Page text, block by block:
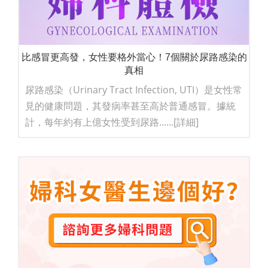
比感冒更高發，女性要格外當心！7個關於尿路感染的
真相
尿路感染（Urinary Tract Infection, UTI）是女性常
見的健康問題，其發病率甚至高於普通感冒。據統
計，每年約有上億女性受到尿路......[詳細]